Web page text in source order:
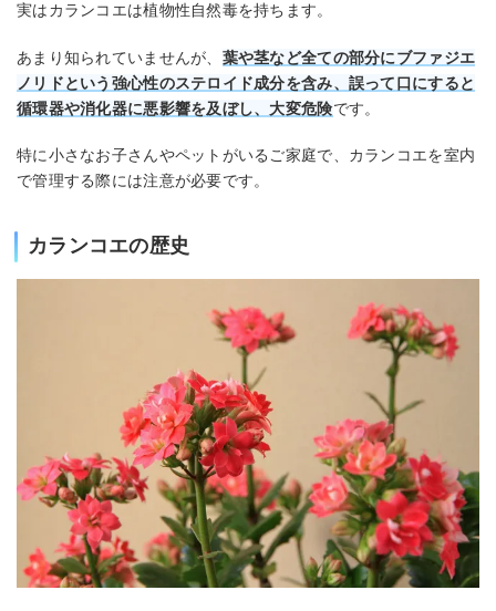
実はカランコエは植物性自然毒を持ちます。
あまり知られていませんが、 葉や茎など全ての部分にブファジエ
ノリドという強心性のステロイド成分を含み、誤って口にすると
循環器や消化器に悪影響を及ぼし、大変危険です。
特に小さなお子さんやペットがいるご家庭で、カランコエを室内
で管理する際には注意が必要です。
カランコエの歴史